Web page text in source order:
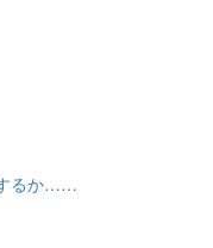
るか……